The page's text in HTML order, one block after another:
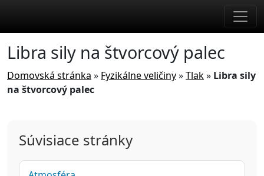
Libra sily na štvorcový palec
Domovská stránka » Fyzikálne veličiny»Tlak» Libra sily
na štvorcový palec
Súvisiace stránky